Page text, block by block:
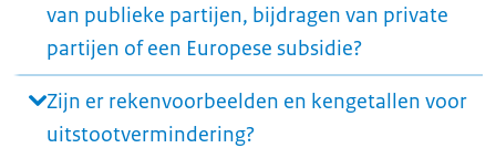
van publieke partijen, bijdragen van private
partijen of een Europese subsidie?
Zijn er rekenvoorbeelden en kengetallen voor
uitstootvermindering?